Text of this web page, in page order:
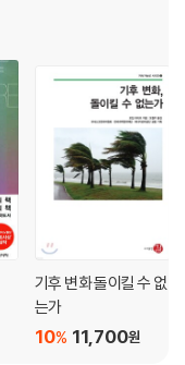
표
기후 변화 돌이킬 수 없
는가
11,700원
10%